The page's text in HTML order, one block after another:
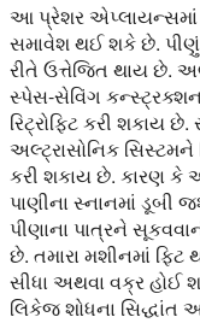
આ પ્રેશર એપ્લાયન્સમાં
સમાવેશ થઈ શકે છે. પીણું
રીતે ઉત્તેજિત થાય છે.
સ્પેસ-સેવિંગ
રિટ્રોફિટ કરી શકાય
અલ્ટ્રાસોનિક
કરી શકાય છે. કારણ કે
પાણીના સ્નાનમાં
પીણાના પાત્રને
છે. તમારા મશીનમાં ફિટ
સીધા અથવા વક્ર હોઈ
લિકેજ શોધના સિદ્ધાંત